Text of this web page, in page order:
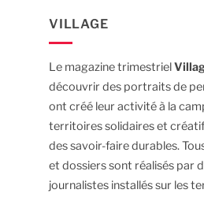
VILLAGE
Le magazine trimestriel
découvrir des portraits de
ont créé leur activité à la
territoires solidaires et
des savoir-faire durables.
et dossiers sont réalisés par
journalistes installés sur les